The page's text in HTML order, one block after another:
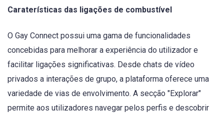
Caraterísticas das ligações de combustível
O Gay Connect possui uma gama de funcionalidades
concebidas para melhorar a experiência do utilizador e
facilitar ligações significativas. Desde chats de vídeo
privados a interações de grupo, a plataforma oferece uma
variedade de vias de envolvimento. A secção "Explorar"
permite aos utilizadores navegar pelos perfis e descobrir